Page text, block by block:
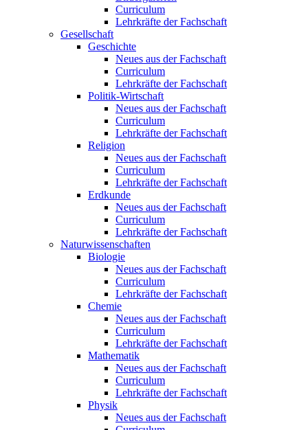
Curriculum
Lehrkräfte der Fachschaft
Gesellschaft
Geschichte
Neues aus der Fachschaft
Curriculum
Lehrkräfte der Fachschaft
Politik-Wirtschaft
Neues aus der Fachschaft
Curriculum
Lehrkräfte der Fachschaft
Religion
Neues aus der Fachschaft
Curriculum
Lehrkräfte der Fachschaft
Erdkunde
Neues aus der Fachschaft
Curriculum
Lehrkräfte der Fachschaft
Naturwissenschaften
Biologie
Neues aus der Fachschaft
Curriculum
Lehrkräfte der Fachschaft
Chemie
Neues aus der Fachschaft
Curriculum
Lehrkräfte der Fachschaft
Mathematik
Neues aus der Fachschaft
Curriculum
Lehrkräfte der Fachschaft
Physik
Neues aus der Fachschaft